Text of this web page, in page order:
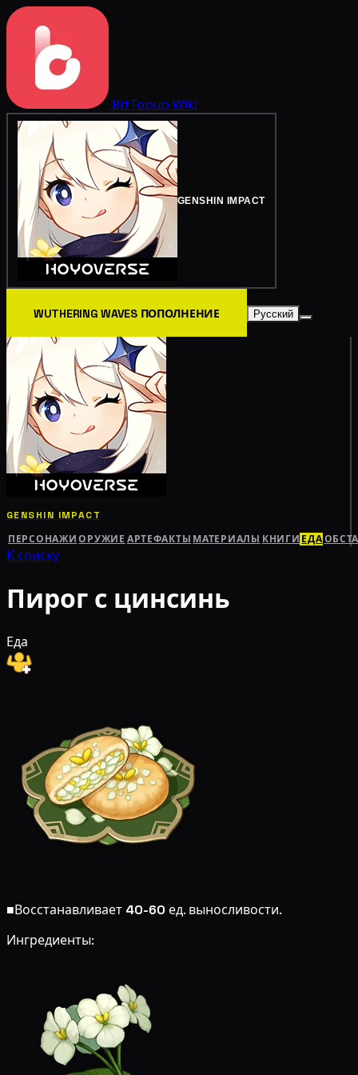
BitTopup Wiki
GENSHIN IMPACT
WUTHERING WAVES ПОПОЛНЕНИЕ Русский
GENSHIN IMPACT
ПЕРСОНАЖИ ОРУЖИЕ АРТЕФАКТЫ МАТЕРИАЛЫ КНИГИ ЕДА
К списку
Пирог с цинсинь
Еда
■Восстанавливает 40-60 ед. выносливости.
Ингредиенты: